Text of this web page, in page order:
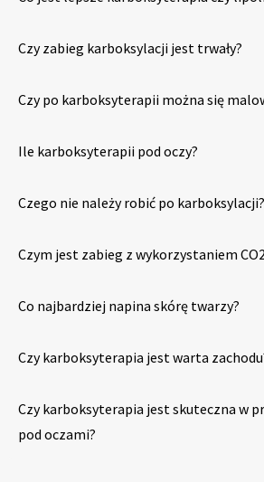
Czy zabieg karboksylacji jest trwały?
Czy po karboksyterapii można się
Ile karboksyterapii pod oczy?
Czego nie należy robić po karboksylacji?
Czym jest zabieg z wykorzystaniem
Co najbardziej napina skórę twarzy?
Czy karboksyterapia jest warta
Czy karboksyterapia jest skuteczna w
pod oczami?